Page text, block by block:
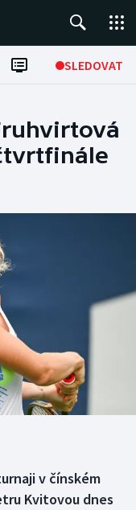
SLEDOVAT
v čínském
Kvitovou dnes